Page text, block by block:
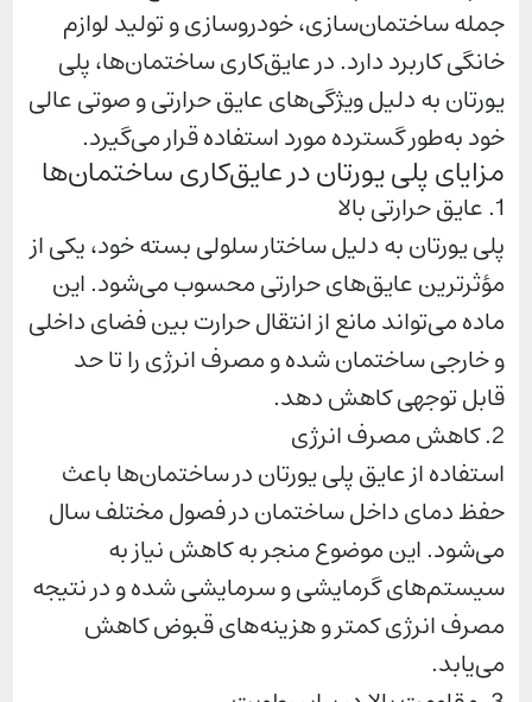
جمله ساختمان‌سازی، خودروسازی و تولید لوازم
خانگی کاربرد دارد. در عایق‌کاری ساختمان‌ها، پلی
یورتان به دلیل ویژگی‌های عایق حرارتی و صوتی عالی
خود به‌طور گسترده مورد استفاده قرار می‌گیرد.
مزایای پلی یورتان در عایق‌کاری ساختمان‌ها
1. عایق حرارتی بالا
پلی یورتان به دلیل ساختار سلولی بسته خود، یکی از
مؤثرترین عایق‌های حرارتی محسوب می‌شود. این
ماده می‌تواند مانع از انتقال حرارت بین فضای داخلی
و خارجی ساختمان شده و مصرف انرژی را تا حد
قابل توجهی کاهش دهد.
2. کاهش مصرف انرژی
استفاده از عایق پلی یورتان در ساختمان‌ها باعث
حفظ دمای داخل ساختمان در فصول مختلف سال
می‌شود. این موضوع منجر به کاهش نیاز به
سیستم‌های گرمایشی و سرمایشی شده و در نتیجه
مصرف انرژی کمتر و هزینه‌های قبوض کاهش
می‌یابد.